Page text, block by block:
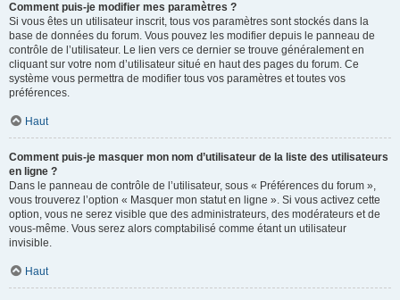
Comment puis-je modifier mes paramètres ?
Si vous êtes un utilisateur inscrit, tous vos paramètres sont stockés dans la
base de données du forum. Vous pouvez les modifier depuis le panneau de
contrôle de l’utilisateur. Le lien vers ce dernier se trouve généralement en
cliquant sur votre nom d’utilisateur situé en haut des pages du forum. Ce
système vous permettra de modifier tous vos paramètres et toutes vos
préférences.
Haut
Comment puis-je masquer mon nom d’utilisateur de la liste des utilisateurs
en ligne ?
Dans le panneau de contrôle de l’utilisateur, sous « Préférences du forum »,
vous trouverez l’option « Masquer mon statut en ligne ». Si vous activez cette
option, vous ne serez visible que des administrateurs, des modérateurs et de
vous-même. Vous serez alors comptabilisé comme étant un utilisateur
invisible.
Haut